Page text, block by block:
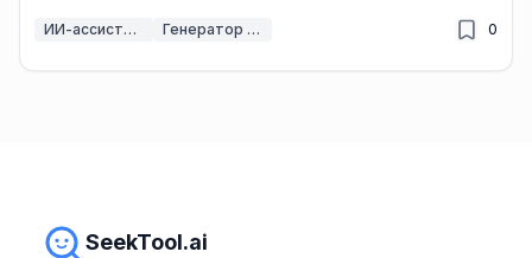
ИИ-ассистенты письма Генератор стихов и поэзии ИИ 0
SeekTool.ai